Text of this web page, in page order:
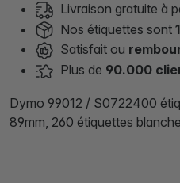
Livraison gratuite à
Nos étiquettes sont
Satisfait ou
Plus de 90.000
Dymo 99012 / S0722400
89mm, 260 étiquettes